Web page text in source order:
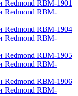
Redmond RBM-1901
Redmond RBM-
Redmond RBM-1904
Redmond RBM-
Redmond RBM-1905
Redmond RBM-
Redmond RBM-1906
Redmond RBM-